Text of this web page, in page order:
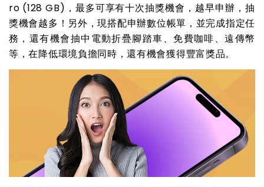
ro (128 GB)，最多可享有十次抽獎機會，越早申辦，抽
獎機會越多！另外，現搭配申辦數位帳單，並完成指定任
務，還有機會抽中電動折疊腳踏車、免費咖啡、遠傳幣
等，在降低環境負擔同時，還有機會獲得豐富獎品。